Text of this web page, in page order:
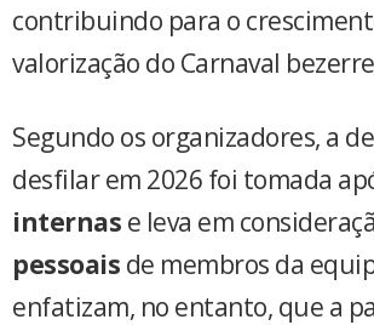
contribuindo para o
valorização do Carnaval
Segundo os organizadores, a
desfilar em 2026 foi tomada
internas e leva em
pessoais de membros da
enfatizam, no entanto, que a